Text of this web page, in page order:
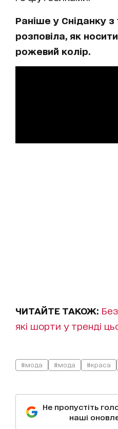
Раніше у Сніданку з
розповіла, як
рожевий колір.
ЧИТАЙТЕ ТАКОЖ:
які шорти у тренді
#мода #мода #краса
Не пропустіть
наші